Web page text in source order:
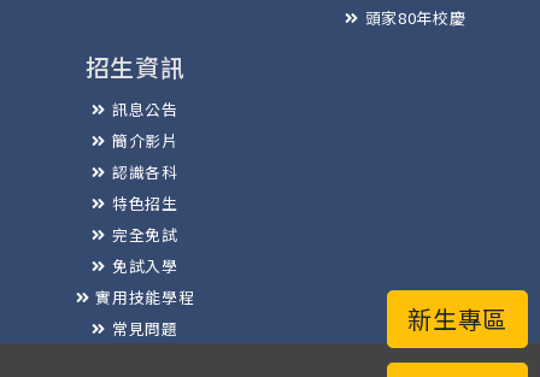
新生專區
頭家80年校慶
招生資訊
訊息公告
簡介影片
認識各科
特色招生
完全免試
免試入學
實用技能學程
常見問題